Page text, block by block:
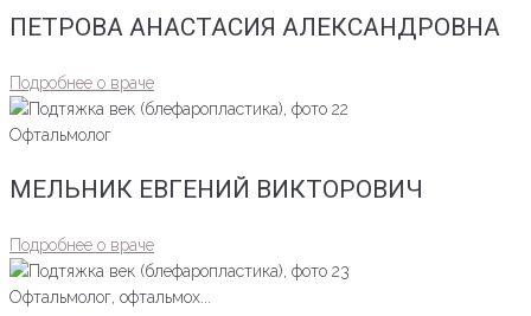
ПЕТРОВА АНАСТАСИЯ АЛЕКСАНДРОВНА
Подробнее о враче
Офтальмолог
МЕЛЬНИК ЕВГЕНИЙ ВИКТОРОВИЧ
Подробнее о враче
Офтальмолог, офтальмох...